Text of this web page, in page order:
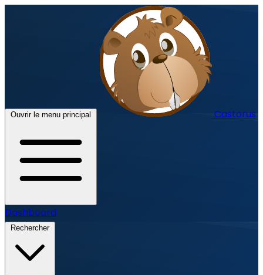
Ouvrir le menu principal Castorus
Dashboard
Rechercher